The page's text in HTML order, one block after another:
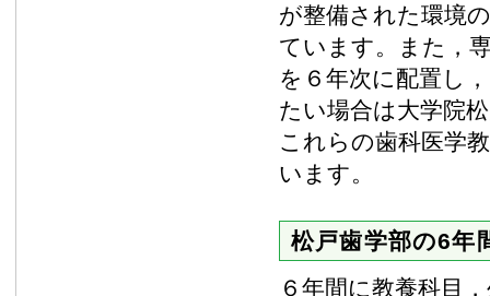
が整備された環境
ています。また，
を６年次に配置し
たい場合は大学院
これらの歯科医学
います。
松戸歯学部の6年
６年間に教養科目